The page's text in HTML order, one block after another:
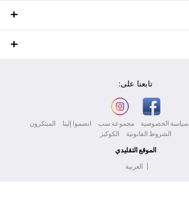
تابعنا على:
سياسة الخصوصية مجموعة سب انضموا إلينا
المبتكرون
الشروط القانونية
الكوكيز
الموقع التقليدي
العربية